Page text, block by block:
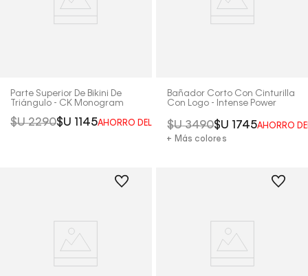
Parte Superior De Bikini De
Triángulo - CK Monogram
$U 2290$U 1145AHORRO DEL 50%
Bañador Corto Con Cinturilla
Con Logo - Intense Power
$U 3490$U 1745AHORRO
+ Más colores